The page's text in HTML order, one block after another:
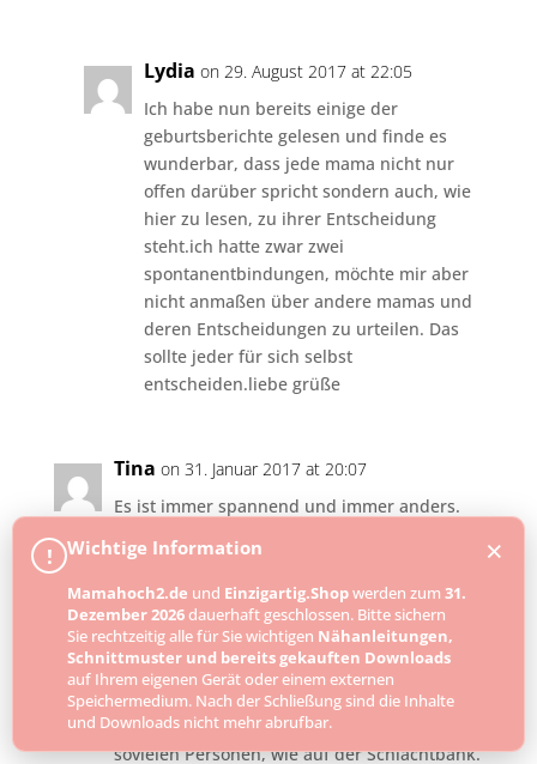
Lydia on 29. August 2017 at 22:05
Ich habe nun bereits einige der
geburtsberichte gelesen und finde es
wunderbar, dass jede mama nicht nur
offen darüber spricht sondern auch, wie
hier zu lesen, zu ihrer Entscheidung
steht.ich hatte zwar zwei
spontanentbindungen, möchte mir aber
nicht anmaßen über andere mamas und
deren Entscheidungen zu urteilen. Das
sollte jeder für sich selbst
entscheiden.liebe grüße
Tina on 31. Januar 2017 at 20:07
Es ist immer spannend und immer anders.
verschiedenen Geburtssituationen.
Die erste Geburt war eine für mich
Vollkatastrophe. Nach 4 Tagen und 4
Nächten Wehen, Wehenfördernde
Mittelchen, einer Menge Schmerzen usw.
wurde unser erster Sohn doch per
Notkaiserschnitt geholt. Ich fühlte mich mit
sovielen Personen, wie auf der Schlachtbank.
! Wichtige Information
Mamahoch2.de und Einzigartig.Shopwerden zum 31.
Dezember 2026dauerhaft geschlossen. Bitte sichern
Sie rechtzeitig alle für Sie wichtigen Nähanleitungen,
Schnittmuster und bereits gekauften Downloads
auf Ihrem eigenen Gerät oder einem externen
Speichermedium. Nach der Schließung sind die Inhalte
und Downloads nicht mehr abrufbar.
×